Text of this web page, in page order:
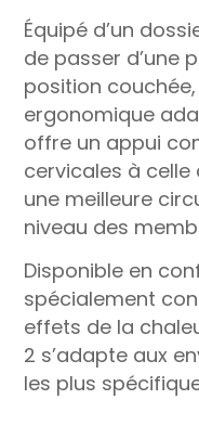
Équipé d’un
de passer d’une
position
ergonomique
offre un appui
cervicales à
une meilleure
niveau des
Disponible en
spécialement
effets de la
2 s’adapte aux
les plus